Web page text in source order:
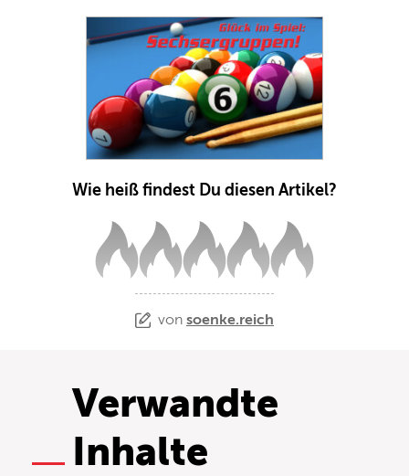
Wie heiß findest Du diesen Artikel?
von soenke.reich
Verwandte
Inhalte